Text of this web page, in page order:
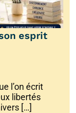
esprit
l’on écrit
libertés
[…]